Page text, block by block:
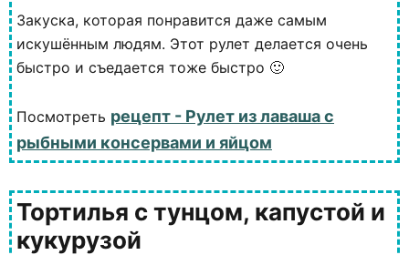
Закуска, которая понравится даже самым
искушённым людям. Этот рулет делается очень
быстро и съедается тоже быстро 🙂
Посмотреть рецепт - Рулет из лаваша с
рыбными консервами и яйцом
Тортилья с тунцом, капустой и
кукурузой